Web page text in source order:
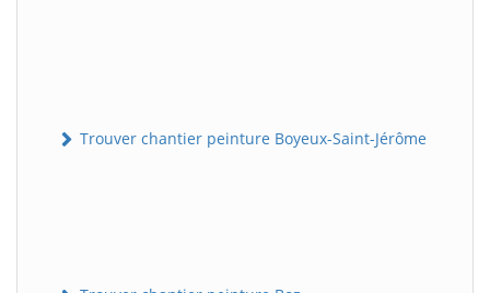
Trouver chantier peinture Boyeux-Saint-Jérôme